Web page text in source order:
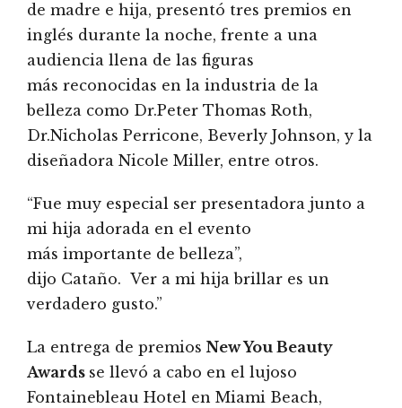
de madre e hija, presentó tres premios en
inglés durante la noche, frente a una
audiencia llena de las figuras
más reconocidas en la industria de la
belleza como Dr.Peter Thomas Roth,
Dr.Nicholas Perricone, Beverly Johnson, y la
diseñadora Nicole Miller, entre otros.
“Fue muy especial ser presentadora junto a
mi hija adorada en el evento
más importante de belleza”,
dijo Cataño. Ver a mi hija brillar es un
verdadero gusto.”
La entrega de premios New You Beauty
Awards se llevó a cabo en el lujoso
Fontainebleau Hotel en Miami Beach,